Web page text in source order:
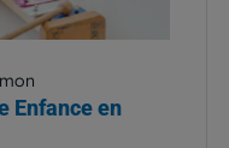
Enfance en